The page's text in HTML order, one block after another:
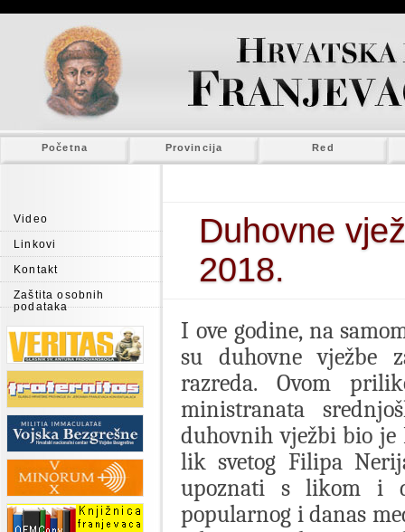
Početna Provincija Red
Video
Linkovi
Kontakt
Zaštita osobnih
podataka
Duhovne
2018.
I ove godine, na
su duhovne vježbe
razreda. Ovom
ministranata
duhovnih vježbi bio je
lik svetog Filipa
upoznati s likom i
popularnog i danas